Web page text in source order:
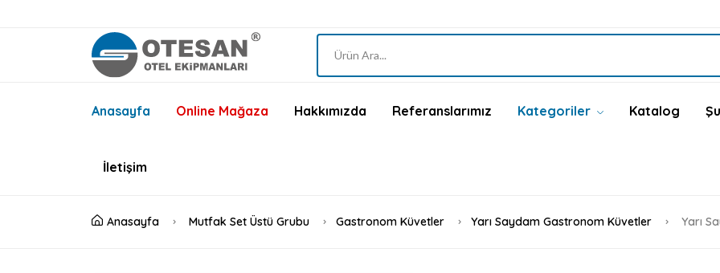
Anasayfa Online Mağaza Hakkımızda Referanslarımız Kategoriler Katalog
İletişim
Anasayfa Mutfak Set Üstü Grubu Gastronom Küvetler Yarı Saydam Gastronom Küvetler Yarı